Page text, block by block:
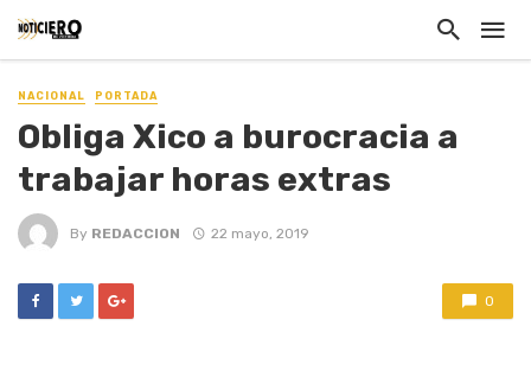
NACIONAL PORTADA
Obliga Xico a burocracia a
trabajar horas extras
By REDACCION 22 mayo, 2019
0